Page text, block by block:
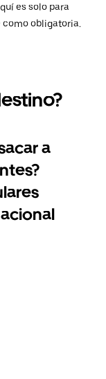
es solo para
como obligatoria.
a